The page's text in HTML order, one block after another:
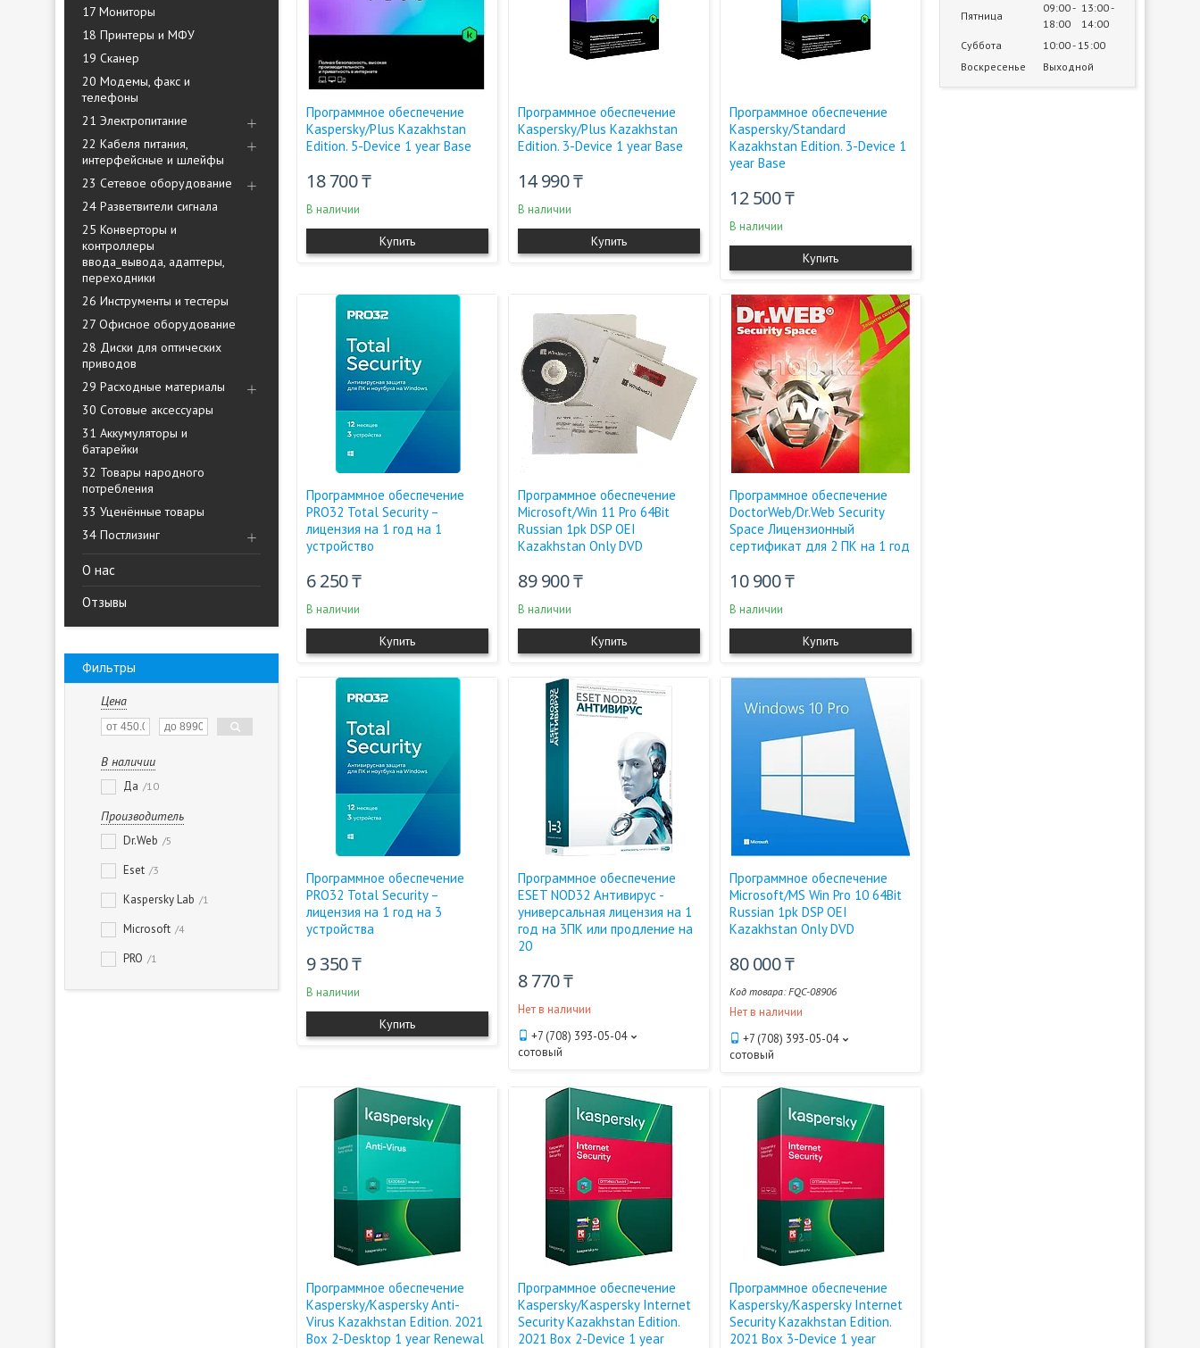
17 Мониторы
18 Принтеры и МФУ
19 Сканер
20 Модемы, факс и
телефоны
21 Электропитание
22 Кабеля питания,
интерфейсные и шлейфы
23 Сетевое оборудование
24 Разветвители сигнала
25 Конверторы и
контроллеры
ввода_вывода, адаптеры,
переходники
26 Инструменты и тестеры
27 Офисное оборудование
28 Диски для оптических
приводов
29 Расходные материалы
30 Сотовые аксессуары
31 Аккумуляторы и
батарейки
32 Товары народного
потребления
33 Уценённые товары
34 Постлизинг
О нас
Отзывы
Фильтры
Цена
В наличии
Да 10
Производитель
Dr.Web 5
Eset 3
Kaspersky Lab 1
Microsoft 4
PRO 1
Программное обеспечение
Kaspersky/Plus Kazakhstan
Edition. 5-Device 1 year Base
18 700 ₸
В наличии
Купить
Программное обеспечение
Kaspersky/Plus Kazakhstan
Edition. 3-Device 1 year Base
14 990 ₸
В наличии
Купить
Программное обеспечение
Kaspersky/Standard
Kazakhstan Edition. 3-Device 1
year Base
12 500 ₸
В наличии
Купить
Программное обеспечение
PRO32 Total Security –
лицензия на 1 год на 1
устройство
6 250 ₸
В наличии
Купить
Программное обеспечение
Microsoft/Win 11 Pro 64Bit
Russian 1pk DSP OEI
Kazakhstan Only DVD
89 900 ₸
В наличии
Купить
Программное обеспечение
DoctorWeb/Dr.Web Security
Space Лицензионный
сертификат для 2 ПК на 1 год
10 900 ₸
В наличии
Купить
Программное обеспечение
PRO32 Total Security –
лицензия на 1 год на 3
устройства
9 350 ₸
В наличии
Купить
Программное обеспечение
ESET NOD32 Антивирус -
универсальная лицензия на 1
год на 3ПК или продление на
20
8 770 ₸
Нет в наличии
+7 (708) 393-05-04
сотовый
Программное обеспечение
Microsoft/MS Win Pro 10 64Bit
Russian 1pk DSP OEI
Kazakhstan Only DVD
80 000 ₸
FQC-08906
Нет в наличии
+7 (708) 393-05-04
сотовый
Программное обеспечение
Kaspersky/Kaspersky Anti-
Virus Kazakhstan Edition. 2021
Box 2-Desktop 1 year Renewal
Программное обеспечение
Kaspersky/Kaspersky Internet
Security Kazakhstan Edition.
2021 Box 2-Device 1 year
Программное обеспечение
Kaspersky/Kaspersky Internet
Security Kazakhstan Edition.
2021 Box 3-Device 1 year
Пятница
09:00
18:00
13:00
14:00
Суббота
10:00 15:00
Воскресенье
Выходной